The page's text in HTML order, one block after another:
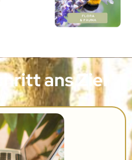
ans Ziel